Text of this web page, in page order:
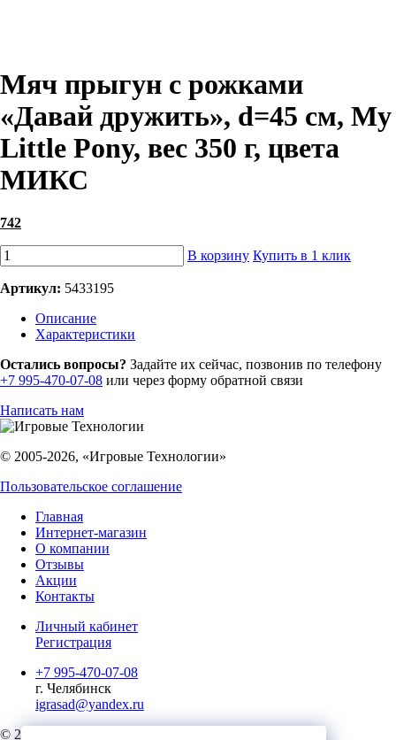
Мяч прыгун с рожками
«Давай дружить», d=45 см, My
Little Pony, вес 350 г, цвета
МИКС
742
В корзину Купить в 1 клик
Артикул: 5433195
Описание
Характеристики
Остались вопросы? Задайте их сейчас, позвонив по телефону
+7 995-470-07-08 или через форму обратной связи
Написать нам
© 2005-2026, «Игровые Технологии»
Пользовательское соглашение
Главная
Интернет-магазин
О компании
Отзывы
Акции
Контакты
Личный кабинет
Регистрация
+7 995-470-07-08
г. Челябинск
igrasad@yandex.ru
© 2023, Игровые Технологии